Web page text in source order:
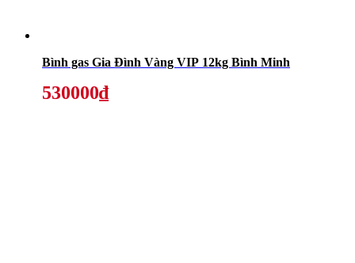
Bình gas Gia Đình Vàng VIP 12kg Bình Minh
530000₫